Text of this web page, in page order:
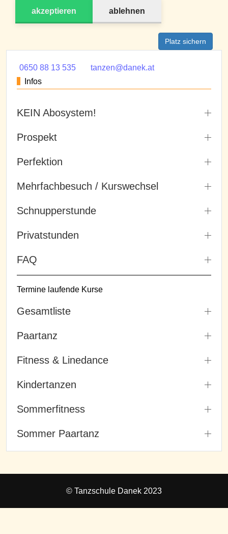
akzeptieren ablehnen
Platz sichern
0650 88 13 535
tanzen@danek.at
Infos
KEIN Abosystem!
Prospekt
Perfektion
Mehrfachbesuch / Kurswechsel
Schnupperstunde
Privatstunden
FAQ
Termine laufende Kurse
Gesamtliste
Paartanz
Fitness & Linedance
Kindertanzen
Sommerfitness
Sommer Paartanz
© Tanzschule Danek 2023